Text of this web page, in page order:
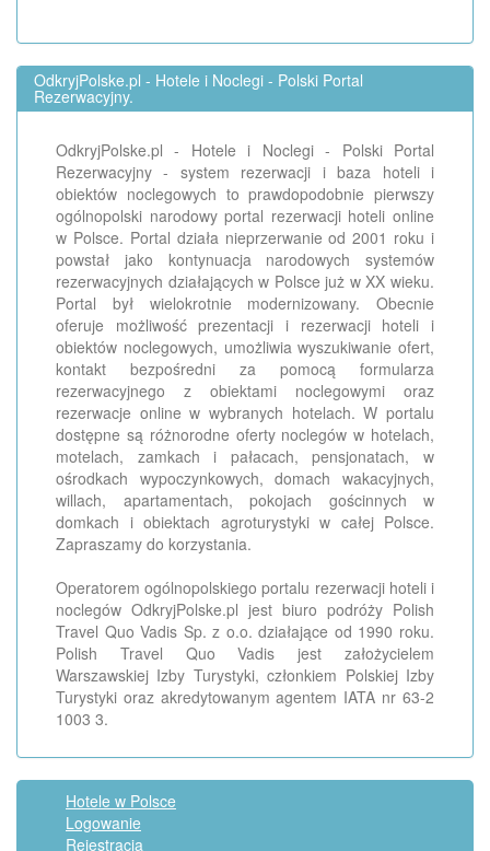
OdkryjPolske.pl - Hotele i Noclegi - Polski Portal
Rezerwacyjny.
OdkryjPolske.pl - Hotele i Noclegi - Polski Portal
Rezerwacyjny - system rezerwacji i baza hoteli i
obiektów noclegowych to prawdopodobnie pierwszy
ogólnopolski narodowy portal rezerwacji hoteli online
w Polsce. Portal działa nieprzerwanie od 2001 roku i
powstał jako kontynuacja narodowych systemów
rezerwacyjnych działających w Polsce już w XX wieku.
Portal był wielokrotnie modernizowany. Obecnie
oferuje możliwość prezentacji i rezerwacji hoteli i
obiektów noclegowych, umożliwia wyszukiwanie ofert,
kontakt bezpośredni za pomocą formularza
rezerwacyjnego z obiektami noclegowymi oraz
rezerwacje online w wybranych hotelach. W portalu
dostępne są różnorodne oferty noclegów w hotelach,
motelach, zamkach i pałacach, pensjonatach, w
ośrodkach wypoczynkowych, domach wakacyjnych,
willach, apartamentach, pokojach gościnnych w
domkach i obiektach agroturystyki w całej Polsce.
Zapraszamy do korzystania.
Operatorem ogólnopolskiego portalu rezerwacji hoteli i
noclegów OdkryjPolske.pl jest biuro podróży Polish
Travel Quo Vadis Sp. z o.o. działające od 1990 roku.
Polish Travel Quo Vadis jest założycielem
Warszawskiej Izby Turystyki, członkiem Polskiej Izby
Turystyki oraz akredytowanym agentem IATA nr 63-2
1003 3.
Hotele w Polsce
Logowanie
Rejestracja